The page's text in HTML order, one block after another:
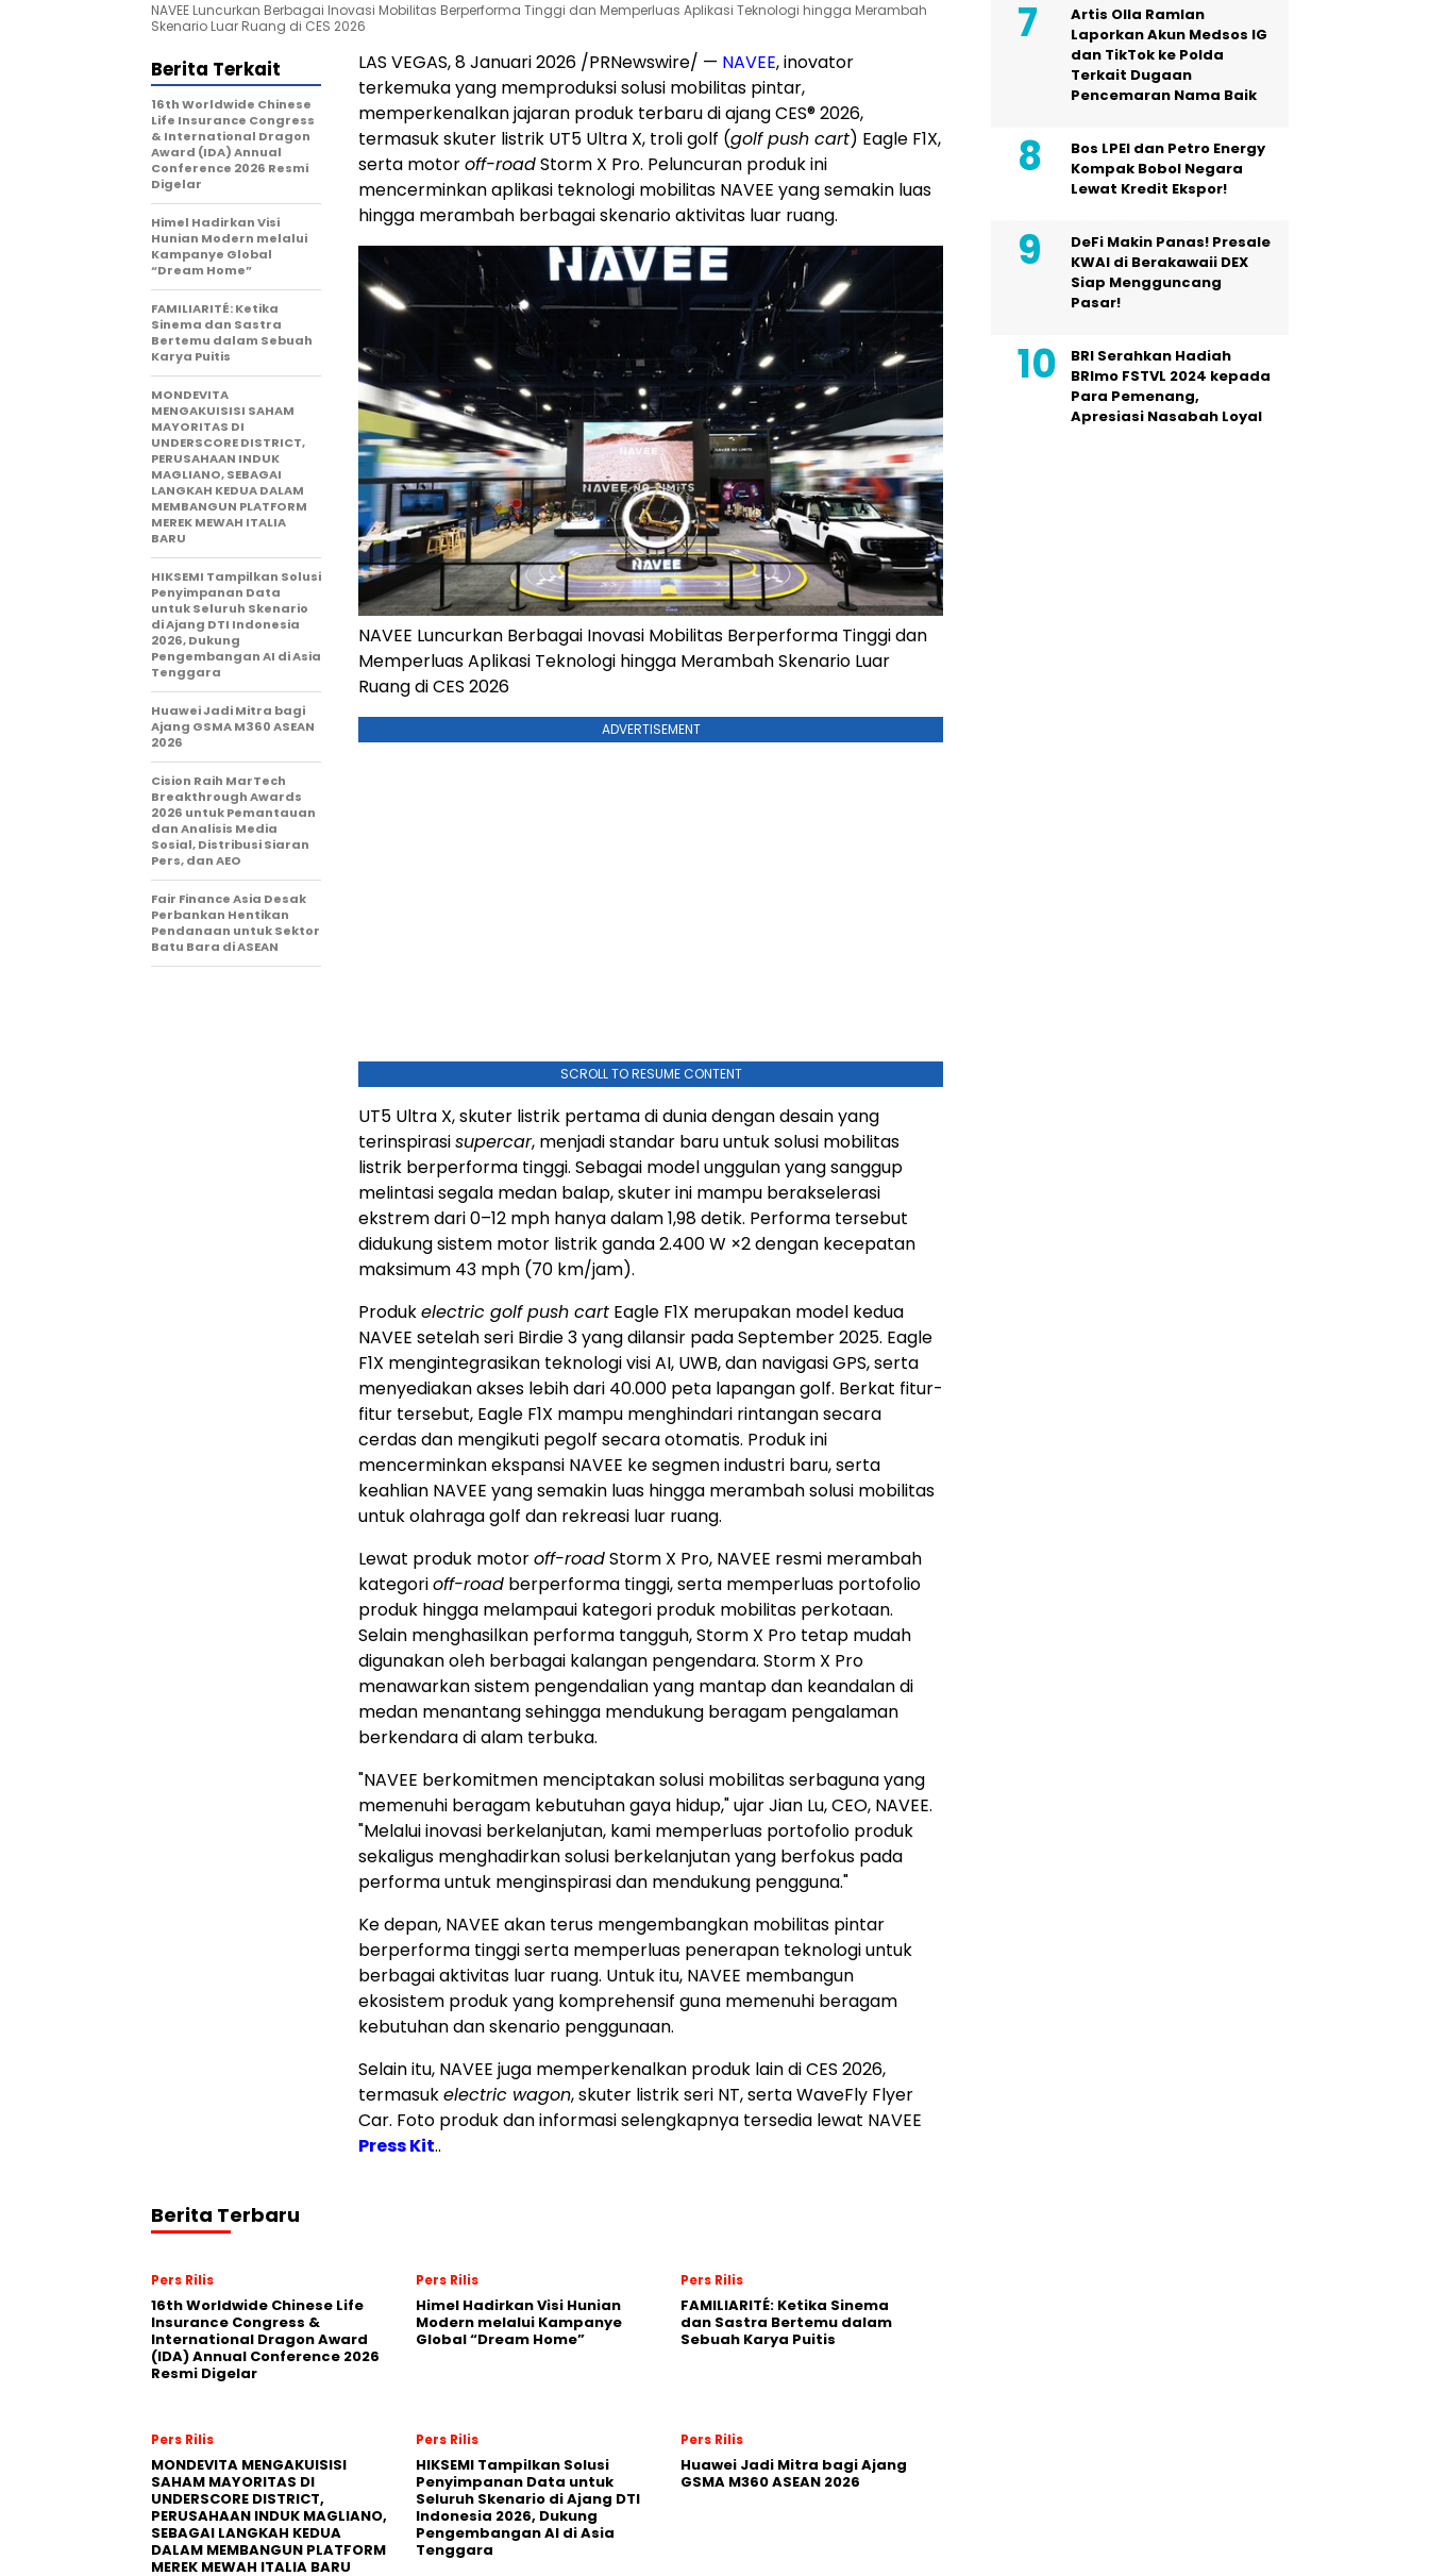
NAVEE Luncurkan Berbagai Inovasi Mobilitas Berperforma Tinggi dan Memperluas Aplikasi Teknologi hingga Merambah
Skenario Luar Ruang di CES 2026
LAS VEGAS, 8 Januari 2026 /PRNewswire/ — NAVEE, inovator
terkemuka yang memproduksi solusi mobilitas pintar,
memperkenalkan jajaran produk terbaru di ajang CES® 2026,
termasuk skuter listrik UT5 Ultra X, troli golf (golf push cart) Eagle F1X,
serta motoroff-roadStorm X Pro. Peluncuran produk ini
mencerminkan aplikasi teknologi mobilitas NAVEE yang semakin luas
hingga merambah berbagai skenario aktivitas luar ruang.
NAVEE Luncurkan Berbagai Inovasi Mobilitas Berperforma Tinggi dan
Memperluas Aplikasi Teknologi hingga Merambah Skenario Luar
Ruang di CES 2026
ADVERTISEMENT
SCROLL TO RESUME CONTENT
UT5 Ultra X, skuter listrik pertama di dunia dengan desain yang
terinspirasisupercar, menjadi standar baru untuk solusi mobilitas
listrik berperforma tinggi. Sebagai model unggulan yang sanggup
melintasi segala medan balap, skuter ini mampu berakselerasi
ekstrem dari 0–12 mph hanya dalam 1,98 detik. Performa tersebut
didukung sistem motor listrik ganda 2.400 W ×2 dengan kecepatan
maksimum 43 mph (70 km/jam).
Produkelectric golf push cart Eagle F1X merupakan model kedua
NAVEE setelah seri Birdie 3 yang dilansir padaSeptember 2025. Eagle
F1X mengintegrasikan teknologi visi AI, UWB, dan navigasi GPS, serta
menyediakan akses lebih dari 40.000 peta lapangan golf. Berkat fitur-
fitur tersebut, Eagle F1X mampu menghindari rintangan secara
cerdas dan mengikuti pegolf secara otomatis. Produk ini
mencerminkan ekspansi NAVEE ke segmen industri baru, serta
keahlian NAVEE yang semakin luas hingga merambah solusi mobilitas
untuk olahraga golf dan rekreasi luar ruang.
Lewat produk motoroff-roadStorm X Pro, NAVEE resmi merambah
kategorioff-road berperforma tinggi, serta memperluas portofolio
produk hingga melampaui kategori produk mobilitas perkotaan.
Selain menghasilkan performa tangguh, Storm X Pro tetap mudah
digunakan oleh berbagai kalangan pengendara. Storm X Pro
menawarkan sistem pengendalian yang mantap dan keandalan di
medan menantang sehingga mendukung beragam pengalaman
berkendara di alam terbuka.
"NAVEE berkomitmen menciptakan solusi mobilitas serbaguna yang
memenuhi beragam kebutuhan gaya hidup," ujarJian Lu, CEO, NAVEE.
"Melalui inovasi berkelanjutan, kami memperluas portofolio produk
sekaligus menghadirkan solusi berkelanjutan yang berfokus pada
performa untuk menginspirasi dan mendukung pengguna."
Ke depan, NAVEE akan terus mengembangkan mobilitas pintar
berperforma tinggi serta memperluas penerapan teknologi untuk
berbagai aktivitas luar ruang. Untuk itu, NAVEE membangun
ekosistem produk yang komprehensif guna memenuhi beragam
kebutuhan dan skenario penggunaan.
Selain itu, NAVEE juga memperkenalkan produk lain di CES 2026,
termasukelectric wagon, skuter listrik seri NT, serta WaveFly Flyer
Car. Foto produk dan informasi selengkapnya tersedia lewat NAVEE
Press Kit..
Berita Terkait
16th Worldwide Chinese
Life Insurance Congress
& International Dragon
Award (IDA) Annual
Conference 2026 Resmi
Digelar
Himel Hadirkan Visi
Hunian Modern melalui
Kampanye Global
“Dream Home”
FAMILIARITÉ: Ketika
Sinema dan Sastra
Bertemu dalam Sebuah
Karya Puitis
MONDEVITA
MENGAKUISISI SAHAM
MAYORITAS DI
UNDERSCORE DISTRICT,
PERUSAHAAN INDUK
MAGLIANO, SEBAGAI
LANGKAH KEDUA DALAM
MEMBANGUN PLATFORM
MEREK MEWAH ITALIA
BARU
HIKSEMI Tampilkan Solusi
Penyimpanan Data
untuk Seluruh Skenario
di Ajang DTI Indonesia
2026, Dukung
Pengembangan AI di Asia
Tenggara
Huawei Jadi Mitra bagi
Ajang GSMA M360 ASEAN
2026
Cision Raih MarTech
Breakthrough Awards
2026 untuk Pemantauan
dan Analisis Media
Sosial, Distribusi Siaran
Pers, dan AEO
Fair Finance Asia Desak
Perbankan Hentikan
Pendanaan untuk Sektor
Batu Bara di ASEAN
Berita Terbaru
Pers Rilis
16th Worldwide Chinese Life
Insurance Congress &
International Dragon Award
(IDA) Annual Conference 2026
Resmi Digelar
Pers Rilis
Himel Hadirkan Visi Hunian
Modern melalui Kampanye
Global “Dream Home”
Pers Rilis
FAMILIARITÉ: Ketika Sinema
dan Sastra Bertemu dalam
Sebuah Karya Puitis
Pers Rilis
MONDEVITA MENGAKUISISI
SAHAM MAYORITAS DI
UNDERSCORE DISTRICT,
PERUSAHAAN INDUK MAGLIANO,
SEBAGAI LANGKAH KEDUA
DALAM MEMBANGUN PLATFORM
MEREK MEWAH ITALIA BARU
Pers Rilis
HIKSEMI Tampilkan Solusi
Penyimpanan Data untuk
Seluruh Skenario di Ajang DTI
Indonesia 2026, Dukung
Pengembangan AI di Asia
Tenggara
Pers Rilis
Huawei Jadi Mitra bagi Ajang
GSMA M360 ASEAN 2026
Artis Olla Ramlan
Laporkan Akun Medsos IG
dan TikTok ke Polda
Terkait Dugaan
Pencemaran Nama Baik
Bos LPEI dan Petro Energy
Kompak Bobol Negara
Lewat Kredit Ekspor!
DeFi Makin Panas! Presale
KWAI di Berakawaii DEX
Siap Mengguncang
Pasar!
BRI Serahkan Hadiah
BRImo FSTVL 2024 kepada
Para Pemenang,
Apresiasi Nasabah Loyal